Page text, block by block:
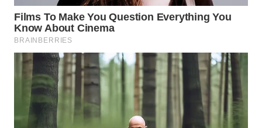
WN
SUMEDANG
CIANJUR
WN
KEPULAUAN